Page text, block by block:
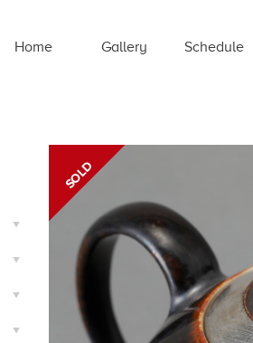
Home Gallery Schedule